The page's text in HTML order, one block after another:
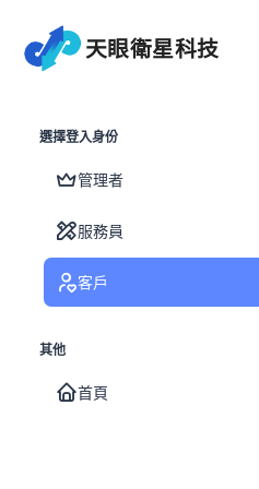
天眼衛星科技
選擇登入身份
管理者
服務員
客戶
其他
首頁